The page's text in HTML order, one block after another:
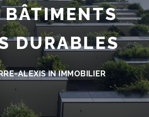
BÂTIMENTS
DURABLES
ALEXIS INIMMOBILIER